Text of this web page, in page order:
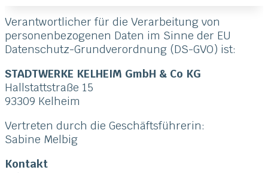
Verantwortlicher für die Verarbeitung von
personenbezogenen Daten im Sinne der EU
Datenschutz-Grundverordnung (DS-GVO) ist:
STADTWERKE KELHEIM GmbH & Co KG
Hallstattstraße 15
93309 Kelheim
Vertreten durch die Geschäftsführerin:
Sabine Melbig
Kontakt